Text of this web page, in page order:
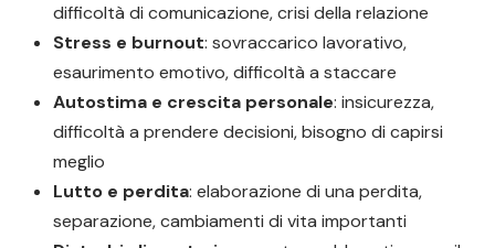
difficoltà di comunicazione, crisi della relazione
Stress e burnout: sovraccarico lavorativo,
esaurimento emotivo, difficoltà a staccare
Autostima e crescita personale: insicurezza,
difficoltà a prendere decisioni, bisogno di capirsi
meglio
Lutto e perdita: elaborazione di una perdita,
separazione, cambiamenti di vita importanti